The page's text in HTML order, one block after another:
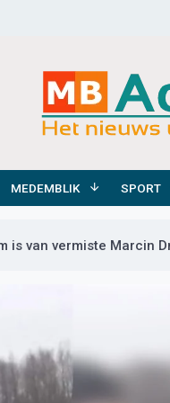
MEDEMBLIK SPORT
is van vermiste Marcin